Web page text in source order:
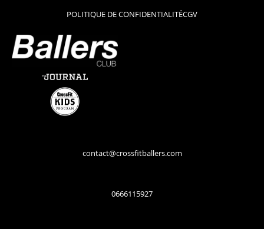
POLITIQUE DE CONFIDENTIALITÉCGV
contact@crossfitballers.com
0666115927